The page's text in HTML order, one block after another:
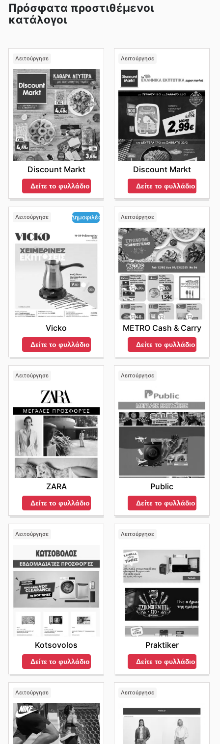
Πρόσφατα προστιθέμενοι
κατάλογοι
Λειτούργησε
Discount Markt
Δείτε το φυλλάδιο
Λειτούργησε
Discount Markt
Δείτε το φυλλάδιο
Λειτούργησε Δημοφιλές
Vicko
Δείτε το φυλλάδιο
Λειτούργησε
METRO Cash & Carry
Δείτε το φυλλάδιο
Λειτούργησε
ZARA
Δείτε το φυλλάδιο
Λειτούργησε
Public
Δείτε το φυλλάδιο
Λειτούργησε
Kotsovolos
Δείτε το φυλλάδιο
Λειτούργησε
Praktiker
Δείτε το φυλλάδιο
Λειτούργησε Λειτούργησε